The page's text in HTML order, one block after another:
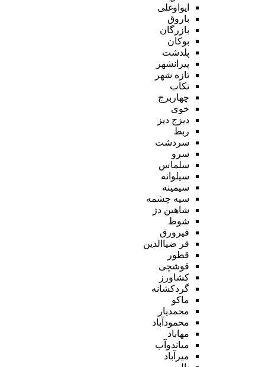
ایواوغلی
باروق
بازرگان
بوکان
پلدشت
پیرانشهر
تازه شهر
تکاب
چهاربرج
خوی
دیزج دیز
ربط
سردشت
سرو
سلماس
سیلوانه
سیمینه
سیه چشمه
شاهین دژ
شوط
فیرورق
قر ضیاالدین
قطور
قوشچی
کشاورز
گردکشانه
ماکو
محمدیار
محمودآباد
مهاباد
میاندوآب
میرآباد